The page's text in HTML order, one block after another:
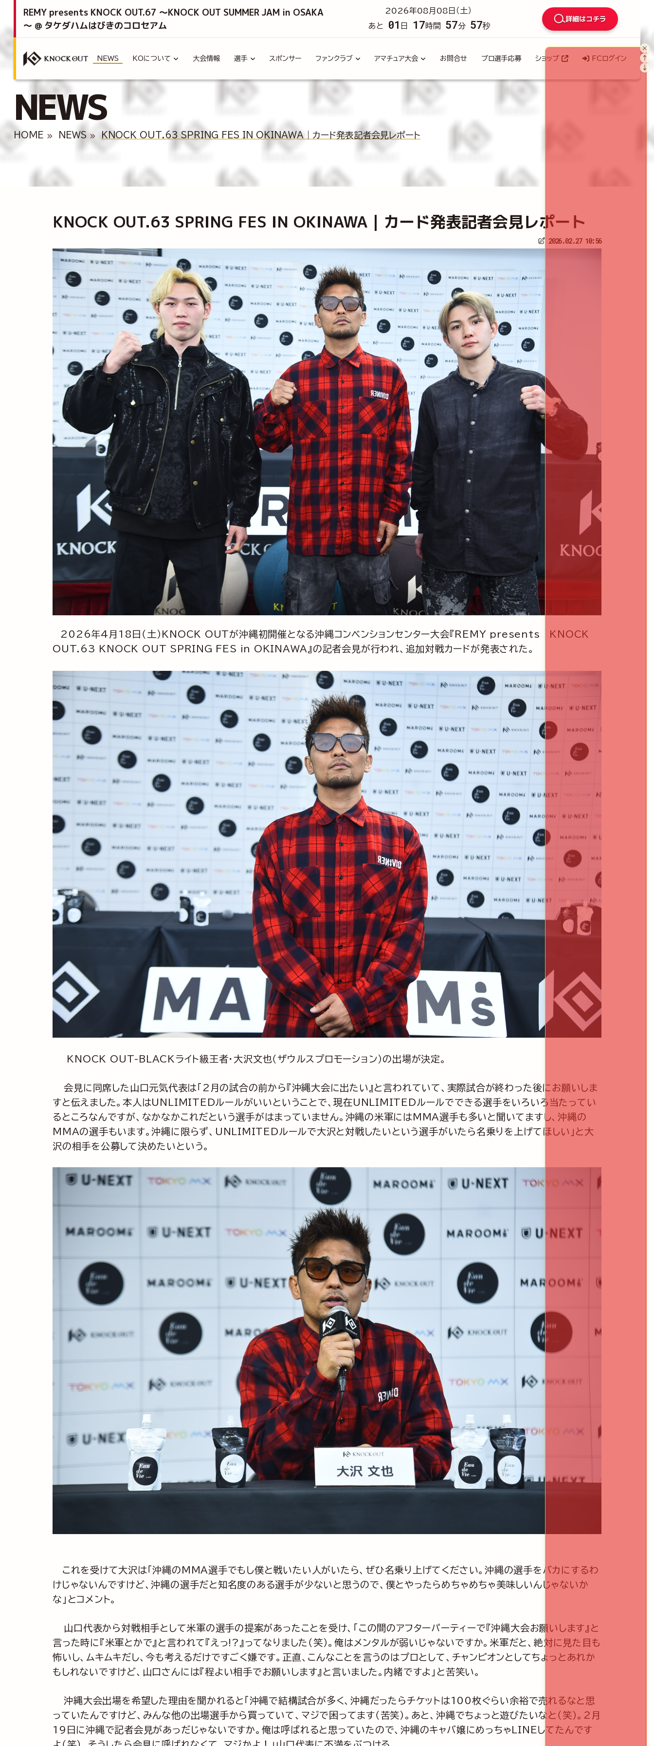
REMY presents KNOCK OUT.67 ～KNOCK OUT SUMMER JAM in OSAKA
～ @ タケダハムはびきのコロセアム
2026年08月08日（土）
あと
01 日 17時間 57分 55秒
詳細はコチラ
NEWS KOについて 大会情報 選手 スポンサー ファンクラブ アマチュア大会 お問合せ プロ選手応募 ショップ FCログイン
NEWS
HOME NEWS KNOCK OUT.63 SPRING FES IN OKINAWA｜カード発表記者会見レポート
KNOCK OUT.63 SPRING FES IN OKINAWA｜カード発表記者会見レポート
2026.02.27 10:56
2026年4月18日（土）KNOCK OUTが沖縄初開催となる沖縄コンベンションセンター大会『REMY presents KNOCK
OUT.63 KNOCK OUT SPRING FES in OKINAWA』の記者会見が行われ、追加対戦カードが発表された。
KNOCK OUT-BLACKライト級王者・大沢文也（ザウルスプロモーション）の出場が決定。
会見に同席した山口元気代表は「2月の試合の前から『沖縄大会に出たい』と言われていて、実際試合が終わった後にお願いしま
すと伝えました。本人はUNLIMITEDルールがいいということで、現在UNLIMITEDルールでできる選手をいろいろ当たってい
るところなんですが、なかなかこれだという選手がはまっていません。沖縄の米軍にはMMA選手も多いと聞いてますし、沖縄の
MMAの選手もいます。沖縄に限らず、UNLIMITEDルールで大沢と対戦したいという選手がいたら名乗りを上げてほしい」と大
沢の相手を公募して決めたいという。
これを受けて大沢は「沖縄のMMA選手でもし僕と戦いたい人がいたら、ぜひ名乗り上げてください。沖縄の選手をバカにするわ
けじゃないんですけど、沖縄の選手だと知名度のある選手が少ないと思うので、僕とやったらめちゃめちゃ美味しいんじゃないか
な」とコメント。
山口代表から対戦相手として米軍の選手の提案があったことを受け、「この間のアフターパーティーで『沖縄大会お願いします』と
言った時に『米軍とかで』と言われて『えっ!?』ってなりました（笑）。俺はメンタルが弱いじゃないですか。米軍だと、絶対に見た目も
怖いし、ムキムキだし、今も考えるだけですごく嫌です。正直、こんなことを言うのはプロとして、チャンピオンとしてちょっとあれか
もしれないですけど、山口さんには『程よい相手でお願いします』と言いました。内緒ですよ」と苦笑い。
沖縄大会出場を希望した理由を聞かれると「沖縄で結構試合が多く、沖縄だったらチケットは100枚ぐらい余裕で売れるなと思
っていたんですけど、みんな他の出場選手から買っていて、マジで困ってます（苦笑）。あと、沖縄でちょっと遊びたいなと（笑）。2月
19日に沖縄で記者会見があっだじゃないですか。俺は呼ばれると思っていたので、沖縄のキャバ嬢にめっちゃLINEしてたんです
×
↑
↓